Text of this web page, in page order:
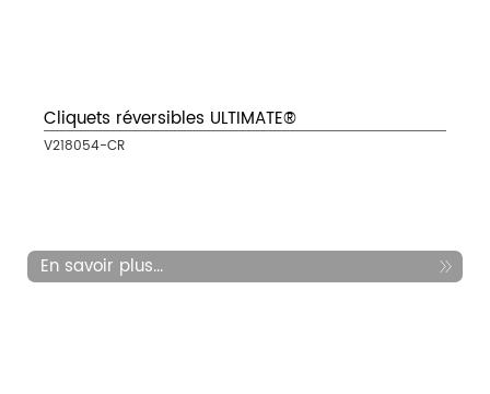
Cliquets réversibles ULTIMATE®
V218054-CR
En savoir plus...